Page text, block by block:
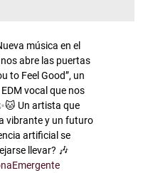
música en el
abre las puertas
to Feel Good”, un
vocal que nos
Un artista que
vibrante y un futuro
artificial se
llevar? 🎶